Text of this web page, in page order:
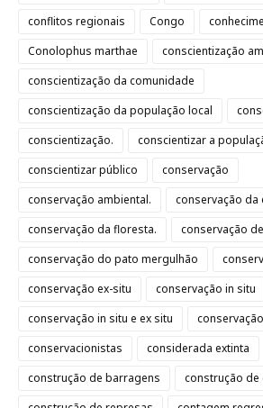
conflitos regionais
Congo
Conolophus marthae
conscientização
conscientização da comunidade
conscientização da população local
conscientização.
conscientizar a
conscientizar público
conservação
conservação ambiental.
conservação da
conservação da floresta.
conservação
conservação do pato mergulhão
conservação ex-situ
conservação in situ
conservação in situ e ex situ
conservacionistas
considerada extinta
construção de barragens
construção de